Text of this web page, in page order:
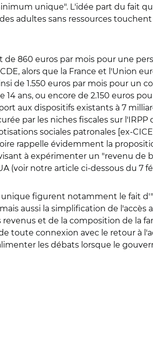
unique". L'idée part du fait
adultes sans ressources
860 euros par mois pour une
alors que la France et l'Union
de 1.550 euros par mois pour un
ans, ou encore de 2.150 euros
aux dispositifs existants à 7
par les niches fiscales sur l'IRPP
sociales patronales [ex-
rappelle évidemment la
à expérimenter un "revenu de
(voir notre article ci-dessous du 7
figurent notamment le fait
aussi la simplification de l'accès
et de la composition de la
toute connexion avec le retour à
les débats lorsque le